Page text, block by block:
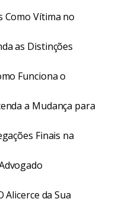
Como Vítima no
as Distinções
Funciona o
a Mudança para
Finais na
Alicerce da Sua